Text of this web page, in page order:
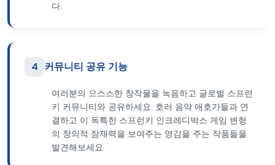
다.
4 커뮤니티 공유 기능
여러분의 으스스한 창작물을 녹음하고 글로벌 스프런
키 커뮤니티와 공유하세요. 호러 음악 애호가들과 연
결하고 이 독특한 스프런키 인크레디박스 게임 변형
의 창의적 잠재력을 보여주는 영감을 주는 작품들을
발견해보세요.